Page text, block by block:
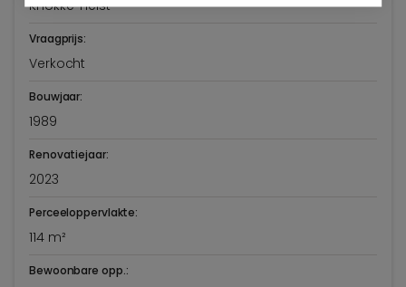
Knokke-Heist
Vraagprijs:
Verkocht
Bouwjaar:
1989
Renovatiejaar:
2023
Perceeloppervlakte:
114 m²
Bewoonbare opp.: